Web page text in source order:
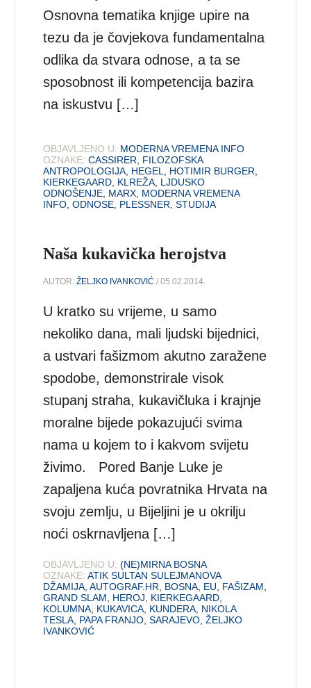
Osnovna tematika knjige upire na
tezu da je čovjekova fundamentalna
odlika da stvara odnose, a ta se
sposobnost ili kompetencija bazira
na iskustvu […]
OBJAVLJENO U: MODERNA VREMENA INFO
OZNAKE: CASSIRER
FILOZOFSKA
ANTROPOLOGIJA HEGEL HOTIMIR BURGER
KIERKEGAARD KLREŽA LJDUSKO
ODNOŠENJE MARX MODERNA VREMENA
INFO ,ODNOSE PLESSNER ,STUDIJA
Naša kukavička herojstva
AUTOR:ŽELJKO IVANKOVIĆ / 05.02.2014.
U kratko su vrijeme, u samo
nekoliko dana, mali ljudski bijednici,
a ustvari fašizmom akutno zaražene
spodobe, demonstrirale visok
stupanj straha, kukavičluka i krajnje
moralne bijede pokazujući svima
nama u kojem to i kakvom svijetu
živimo. Pored Banje Luke je
zapaljena kuća povratnika Hrvata na
svoju zemlju, u Bijeljini je u okrilju
noći oskrnavljena […]
OBJAVLJENO U: (NE)MIRNA BOSNA
OZNAKE: ATIK SULTAN SULEJMANOVA
DŽAMIJA,AUTOGRAF.HR, BOSNA, EU, FAŠIZAM,
GRAND SLAM, HEROJ, KIERKEGAARD,
KOLUMNA, KUKAVICA, KUNDERA, NIKOLA
TESLA, PAPA FRANJO,SARAJEVO,ŽELJKO
IVANKOVIĆ